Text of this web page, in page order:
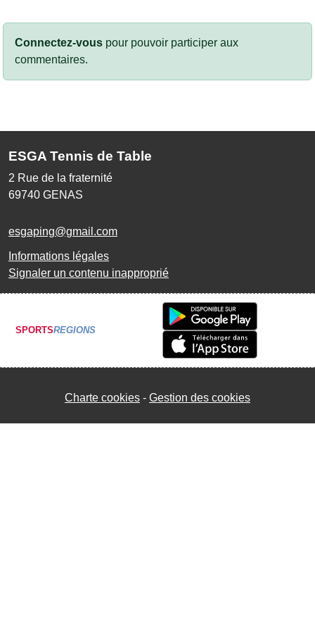
Connectez-vous pour pouvoir participer aux
commentaires.
ESGA Tennis de Table
2 Rue de la fraternité
69740 GENAS
esgaping@gmail.com
Informations légales
Signaler un contenu inapproprié
SPORTSREGIONS
Charte cookies Gestion des cookies